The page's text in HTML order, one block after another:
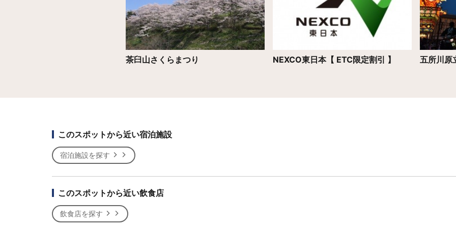
茶臼山さくらまつり NEXCO東日本【 ETC限定割引 】 五所川原
このスポットから近い宿泊施設
宿泊施設を探す
このスポットから近い飲食店
飲食店を探す